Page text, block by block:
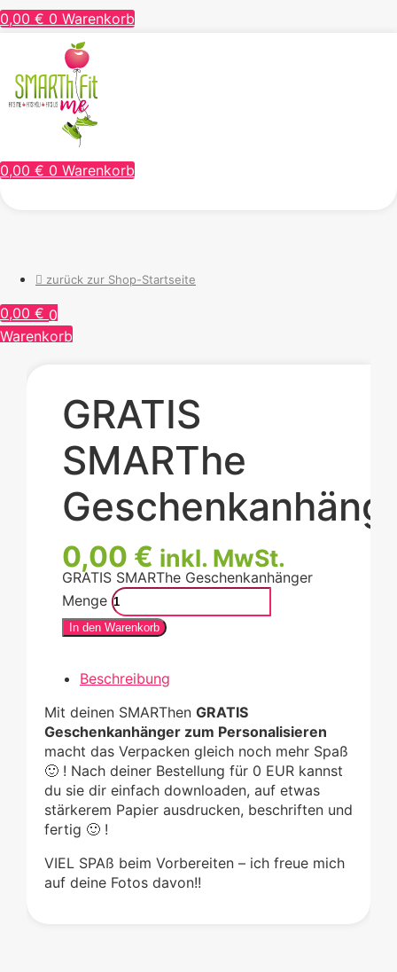
0,00 € 0 Warenkorb
0,00 € 0 Warenkorb
zurück zur Shop-Startseite
0,00 € 0
Warenkorb
GRATIS
SMARThe
0,00 € inkl. MwSt.
GRATIS SMARThe Geschenkanhänger
Menge
In den Warenkorb
Beschreibung
Mit deinen SMARThen GRATIS
Geschenkanhänger zum Personalisieren
macht das Verpacken gleich noch mehr Spaß
🙂 ! Nach deiner Bestellung für 0 EUR kannst
du sie dir einfach downloaden, auf etwas
stärkerem Papier ausdrucken, beschriften und
fertig 🙂 !
VIEL SPAß beim Vorbereiten – ich freue mich
auf deine Fotos davon!!